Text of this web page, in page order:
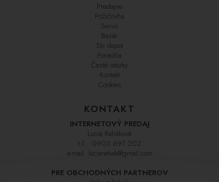
Predajne
Požičovňa
Servis
Bazár
Ski depot
Poradňa
Časté otázky
Kontakt
Cookies
KONTAKT
INTERNETOVÝ PREDAJ
Lucia Reháková
t.č.: 0903 691 202
e-mail: luciarehak@gmail.com
PRE OBCHODNÝCH PARTNEROV